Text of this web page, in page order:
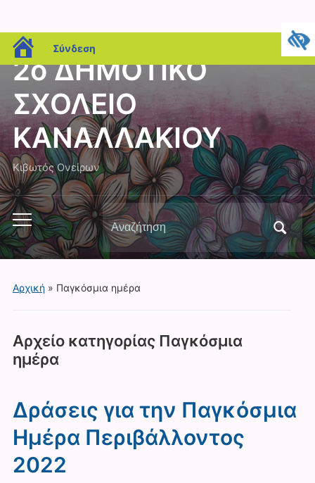
blogs.sch.gr
Σύνδεση
2ο ΔΗΜΟΤΙΚΟ
ΣΧΟΛΕΙΟ
ΚΑΝΑΛΛΑΚΙΟΥ
Κιβωτός Ονείρων
Εναλλαγή
του
μενού
για
Αναζήτηση
για:
Αρχική» Παγκόσμια ημέρα
Αρχείο κατηγορίας Παγκόσμια
ημέρα
Δράσεις για την Παγκόσμια
Ημέρα Περιβάλλοντος
2022